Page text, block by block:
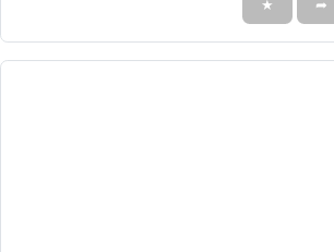
★ ➦